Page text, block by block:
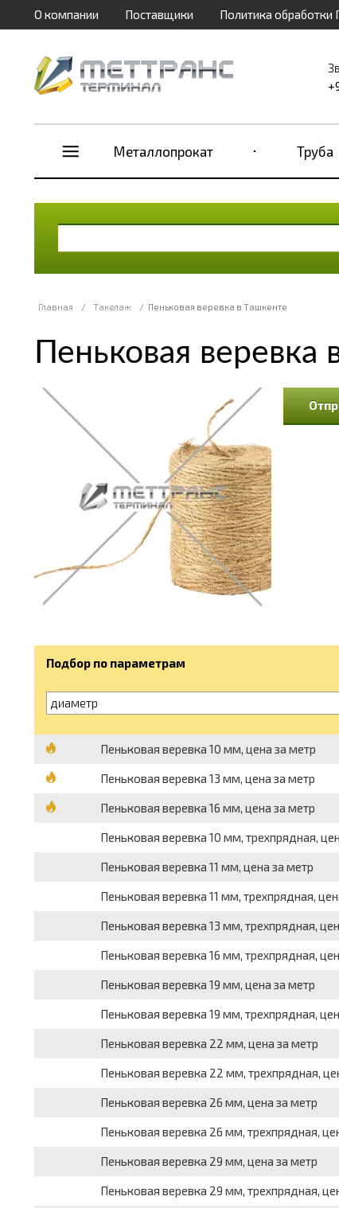
О компании Поставщики Политика обработки
Металлопрокат Труба
Главная / Такелаж / Пеньковая веревка в Ташкенте
Пеньковая веревка
Подбор по параметрам
диаметр
Пеньковая веревка 10 мм, цена за метр
Пеньковая веревка 13 мм, цена за метр
Пеньковая веревка 16 мм, цена за метр
Пеньковая веревка 10 мм, трехпрядная,
Пеньковая веревка 11 мм, цена за метр
Пеньковая веревка 11 мм, трехпрядная,
Пеньковая веревка 13 мм, трехпрядная,
Пеньковая веревка 16 мм, трехпрядная,
Пеньковая веревка 19 мм, цена за метр
Пеньковая веревка 19 мм, трехпрядная,
Пеньковая веревка 22 мм, цена за метр
Пеньковая веревка 22 мм, трехпрядная,
Пеньковая веревка 26 мм, цена за метр
Пеньковая веревка 26 мм, трехпрядная,
Пеньковая веревка 29 мм, цена за метр
Пеньковая веревка 29 мм, трехпрядная,